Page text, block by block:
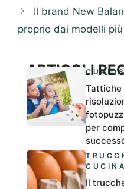
Il brand New
proprio dai modelli
ARTICOLI
Tattiche
per
CUCINA
Il